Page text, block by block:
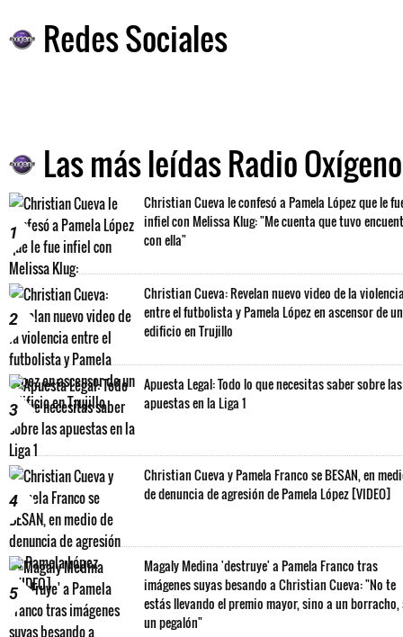
Redes Sociales
Las más leídas Radio Oxígeno
1
Christian Cueva le confesó a Pamela López que le
infiel con Melissa Klug: "Me cuenta que tuvo
con ella"
2
Christian Cueva: Revelan nuevo video de la
entre el futbolista y Pamela López en ascensor de un
edificio en Trujillo
3
Apuesta Legal: Todo lo que necesitas saber sobre las
apuestas en la Liga 1
4
Christian Cueva y Pamela Franco se BESAN, en
de denuncia de agresión de Pamela López [VIDEO]
5
Magaly Medina 'destruye' a Pamela Franco tras
imágenes suyas besando a Christian Cueva: "No te
estás llevando el premio mayor, sino a un borracho,
un pegalón"